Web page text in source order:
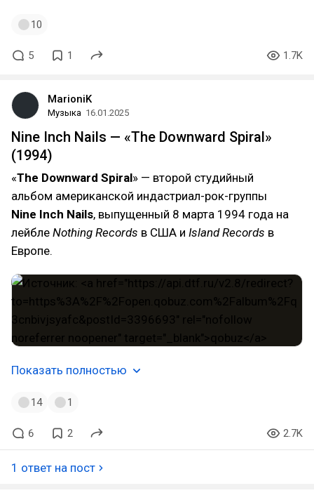
10
5 1 1.7K
MarioniK
Музыка 16.01.2025
Nine Inch Nails — «The Downward Spiral»
(1994)
«The Downward Spiral» — второй студийный
альбом американской индастриал-рок-группы
Nine Inch Nails, выпущенный 8 марта 1994 года на
лейбле Nothing Records в США и Island Records в
Европе.
Показать полностью
14 1
6 2 2.7K
1 ответ на пост